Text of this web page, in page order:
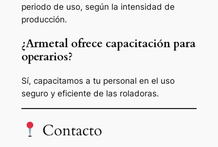
periodo de uso, según la intensidad de
producción.
¿Armetal ofrece capacitación para
operarios?
Sí, capacitamos a tu personal en el uso
seguro y eficiente de las roladoras.
Contacto